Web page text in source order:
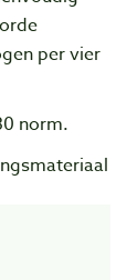
per vier
norm.